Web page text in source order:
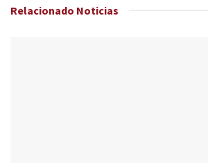
Relacionado Noticias